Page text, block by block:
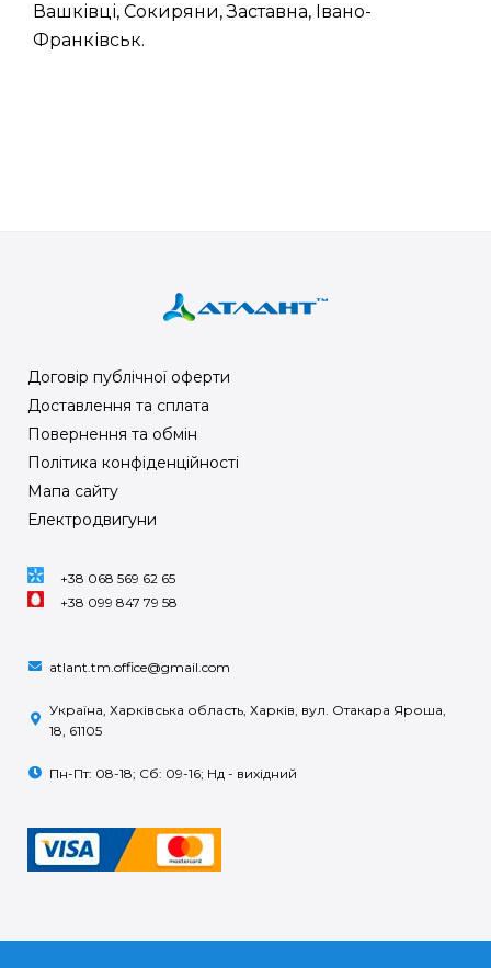
Вашківці, Сокиряни, Заставна, Івано-
Франківськ.
Договір публічної оферти
Доставлення та сплата
Повернення та обмін
Політика конфіденційності
Мапа сайту
Електродвигуни
+38 068 569 62 65
+38 099 847 79 58
atlant.tm.office@gmail.com
Україна, Харківська область, Харків, вул. Отакара Яроша,
18, 61105
Пн-Пт: 08-18; Сб: 09-16; Нд - вихідний